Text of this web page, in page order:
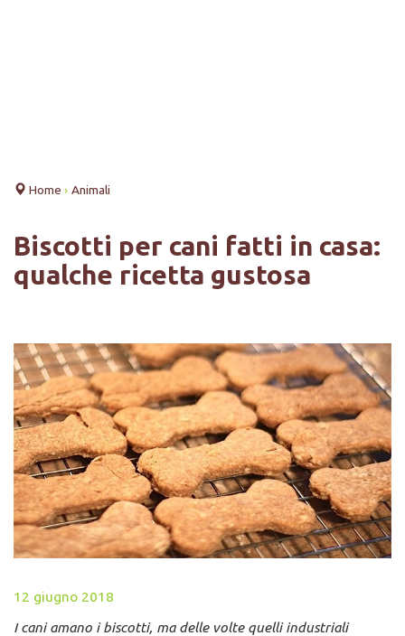
Home › Animali
Biscotti per cani fatti in casa:
qualche ricetta gustosa
12 giugno 2018
I cani amano i biscotti, ma delle volte quelli industriali